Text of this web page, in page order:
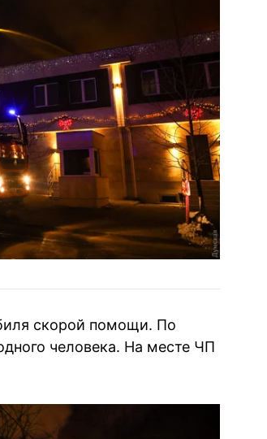
скорой помощи. По
человека. На месте ЧП